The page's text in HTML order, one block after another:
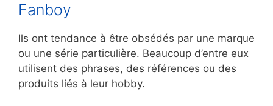
Fanboy
Ils ont tendance à être obsédés par une marque
ou une série particulière. Beaucoup d’entre eux
utilisent des phrases, des références ou des
produits liés à leur hobby.